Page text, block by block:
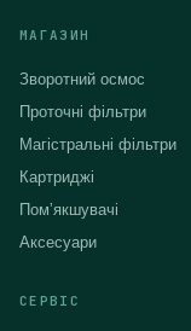
МАГАЗИН
Зворотний осмос
Проточні фільтри
Магістральні фільтри
Картриджі
Помʼякшувачі
Аксесуари
СЕРВІС